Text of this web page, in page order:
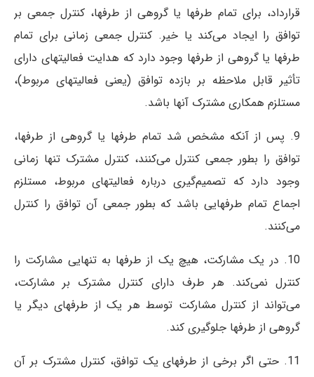
قرارداد، برای تمام طرفها یا گروهی از طرفها، کنترل جمعی بر
توافق را ایجاد می‌کند یا خیر. کنترل جمعی زمانی برای تمام
طرفها یا گروهی از طرفها وجود دارد که هدایت فعالیتهای دارای
تأثیر قابل ملاحظه بر بازده توافق (یعنی فعالیتهای مربوط)،
مستلزم همکاری مشترک آنها باشد.
9. پس از آنکه مشخص شد تمام طرفها یا گروهی از طرفها،
توافق را بطور جمعی کنترل می‌کنند، کنترل مشترک تنها زمانی
وجود دارد که تصمیم‌گیری درباره فعالیتهای مربوط، مستلزم
اجماع تمام طرفهایی باشد که بطور جمعی آن توافق را کنترل
می‌کنند.
10. در یک مشارکت، هیچ‌ یک از طرفها به تنهایی مشارکت را
کنترل نمی‌کند. هر طرف دارای کنترل مشترک بر مشارکت،
می‌تواند از کنترل مشارکت توسط هر یک از طرفهای دیگر یا
گروهی از طرفها جلوگیری کند.
11. حتی اگر برخی از طرفهای یک توافق، کنترل مشترک بر آن